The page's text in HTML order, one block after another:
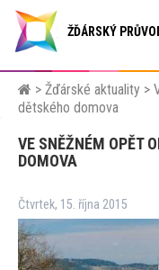
ŽĎÁRSKÝ
> Žďárské aktuality >
dětského domova
VE SNĚŽNÉM OPĚT
DOMOVA
Čtvrtek, 15. října 2015